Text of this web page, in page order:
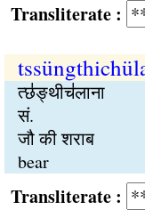
:
त्छ॑ङ्थीच॑लाना
सं.
जौ की शराब
bear
: